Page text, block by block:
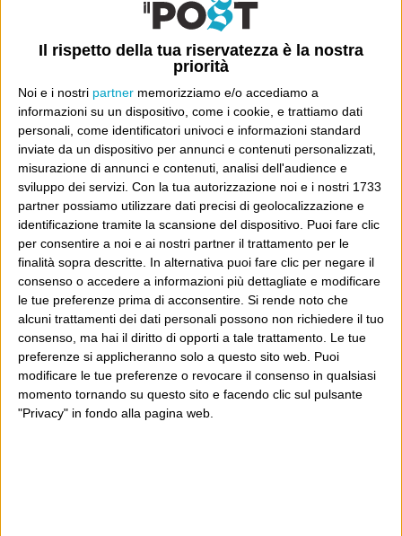
Il rispetto della tua riservatezza è la nostra
priorità
Noi e i nostri partner memorizziamo e/o accediamo a
informazioni su un dispositivo, come i cookie, e trattiamo dati
personali, come identificatori univoci e informazioni standard
inviate da un dispositivo per annunci e contenuti personalizzati,
misurazione di annunci e contenuti, analisi dell'audience e
sviluppo dei servizi. Con la tua autorizzazione noi e i nostri 1733
partner possiamo utilizzare dati precisi di geolocalizzazione e
identificazione tramite la scansione del dispositivo. Puoi fare clic
per consentire a noi e ai nostri partner il trattamento per le
finalità sopra descritte. In alternativa puoi fare clic per negare il
consenso o accedere a informazioni più dettagliate e modificare
le tue preferenze prima di acconsentire. Si rende noto che
alcuni trattamenti dei dati personali possono non richiedere il tuo
consenso, ma hai il diritto di opporti a tale trattamento. Le tue
preferenze si applicheranno solo a questo sito web. Puoi
modificare le tue preferenze o revocare il consenso in qualsiasi
momento tornando su questo sito e facendo clic sul pulsante
"Privacy" in fondo alla pagina web.